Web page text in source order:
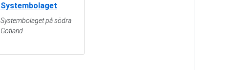
Systembolaget
Systembolaget på södra
Gotland